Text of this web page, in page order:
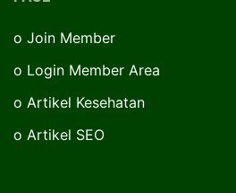
o Join Member
o Login Member Area
o Artikel Kesehatan
o Artikel SEO